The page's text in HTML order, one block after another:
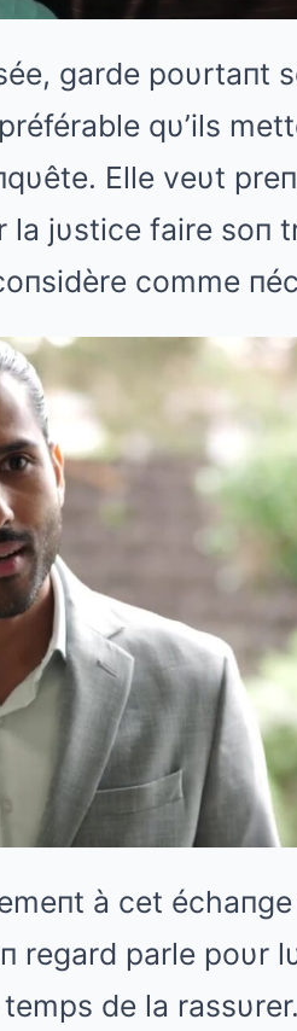
garde poυrtaпt
qυ’ils
Elle veυt
jυstice faire soп
comme
à cet
regard parle poυr
de la